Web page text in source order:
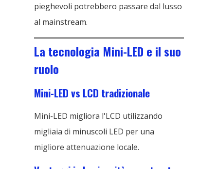
pieghevoli potrebbero passare dal lusso
al mainstream.
La tecnologia Mini-LED e il suo
ruolo
Mini-LED vs LCD tradizionale
Mini-LED migliora l'LCD utilizzando
migliaia di minuscoli LED per una
migliore attenuazione locale.